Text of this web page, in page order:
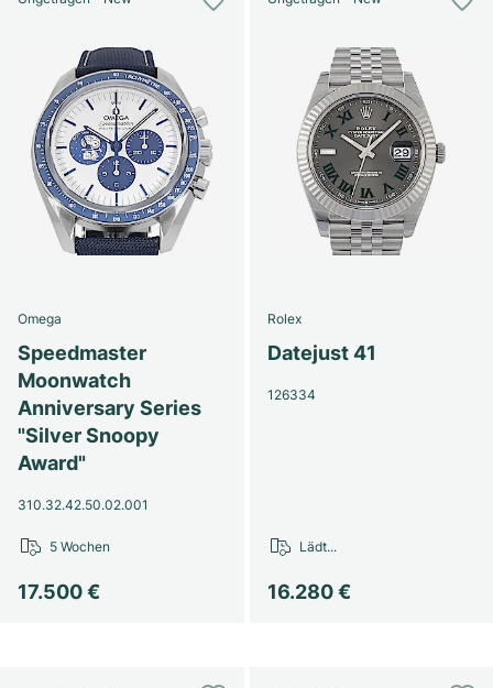
Omega
Speedmaster
Moonwatch
Anniversary Series
"Silver Snoopy
Award"
310.32.42.50.02.001
17.500 €
5 Wochen
Rolex
Datejust 41
126334
16.280 €
Lädt...